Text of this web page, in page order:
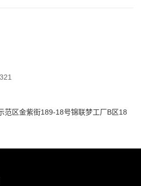
范区金紫街189-18号锦联梦工厂B区18